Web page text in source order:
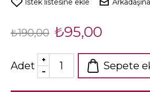
İstek listesine ekle
₺190,00 ₺95,00
Adet Sepete